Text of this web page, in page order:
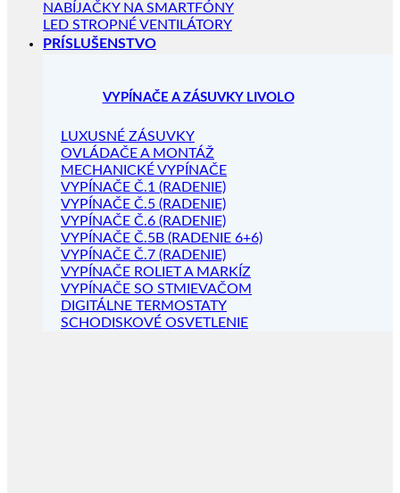
NABÍJAČKY NA SMARTFÓNY
LED STROPNÉ VENTILÁTORY
PRÍSLUŠENSTVO
VYPÍNAČE A ZÁSUVKY LIVOLO
LUXUSNÉ ZÁSUVKY
OVLÁDAČE A MONTÁŽ
MECHANICKÉ VYPÍNAČE
VYPÍNAČE Č.1 (RADENIE)
VYPÍNAČE Č.5 (RADENIE)
VYPÍNAČE Č.6 (RADENIE)
VYPÍNAČE Č.5B (RADENIE 6+6)
VYPÍNAČE Č.7 (RADENIE)
VYPÍNAČE ROLIET A MARKÍZ
VYPÍNAČE SO STMIEVAČOM
DIGITÁLNE TERMOSTATY
SCHODISKOVÉ OSVETLENIE